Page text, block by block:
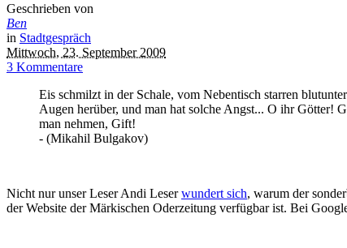
Geschrieben von
Ben
in Stadtgespräch
Mittwoch, 23. September 2009
3 Kommentare
Eis schmilzt in der Schale, vom Nebentisch starren
Augen herüber, und man hat solche Angst... O ihr Götter!
man nehmen, Gift!
- (Mikahil Bulgakov)
Nicht nur unser Leser Andi Leserwundert sich, warum der
der Website der Märkischen Oderzeitung verfügbar ist. Bei